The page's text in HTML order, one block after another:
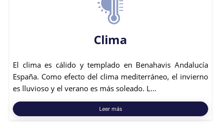
Clima
El clima es cálido y templado en Benahavis Andalucía
España. Como efecto del clima mediterráneo, el invierno
es lluvioso y el verano es más soleado. L...
Leer más